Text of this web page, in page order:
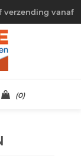
verzending vanaf
(0)